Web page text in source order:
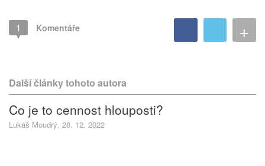
1 Komentáře +
Další články tohoto autora
Co je to cennost hlouposti?
Lukáš Moudrý, 28. 12. 2022